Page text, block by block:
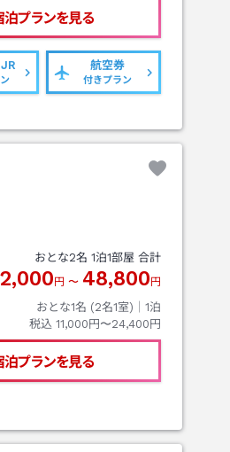
泊プランを見る
航空券
付きプラン
おとな2名 1泊1部屋 合計
円 〜 48,800 円
おとな1名 (2名1室)｜ 1泊
税込 11,000円〜24,400円
泊プランを見る